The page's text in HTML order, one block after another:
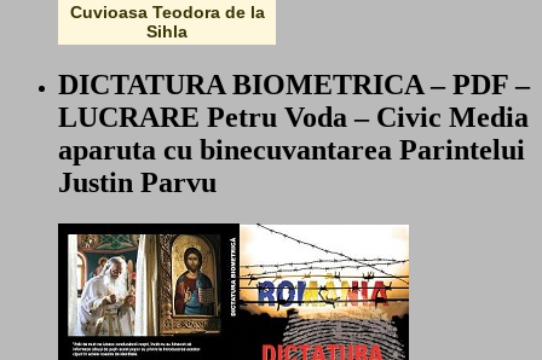
Cuvioasa Teodora de la
Sihla
DICTATURA BIOMETRICA – PDF –
LUCRARE Petru Voda – Civic Media
aparuta cu binecuvantarea Parintelui
Justin Parvu